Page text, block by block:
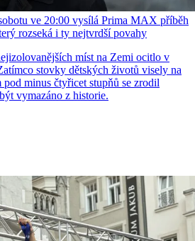
ve 20:00 vysílá Prima MAX příběh
rozseká i ty nejtvrdší povahy
míst na Zemi ocitlo v
stovky dětských životů visely na
minus čtyřicet stupňů se zrodil
vymazáno z historie.